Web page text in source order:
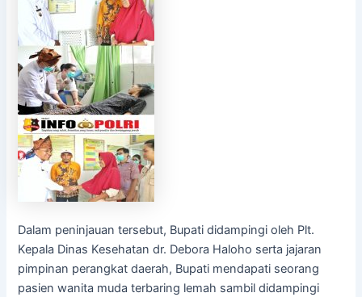
Dalam peninjauan tersebut, Bupati didampingi oleh Plt.
Kepala Dinas Kesehatan dr. Debora Haloho serta jajaran
pimpinan perangkat daerah, Bupati mendapati seorang
pasien wanita muda terbaring lemah sambil didampingi